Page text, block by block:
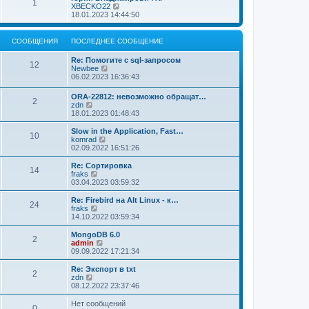
м
у
с
о
о
б
е
н
и
ю
е
д
н
е
м
с
о
о
б
щ
е
и
ю
п
о
с
л
е
д
н
м
о
б
щ
е
и
ю
1
XBECKO22
е
р
е
й
к
о
с
л
д
н
е
м
у
с
о
о
б
щ
н
и
ю
18.01.2023 14:44:50
СООБЩЕНИЯ ПОСЛЕДНЕЕ СООБЩЕНИЕ
12
Re: Помогите с sql-запросом
Newbee
е
е
й
т
и
к
п
с
л
е
н
е
м
с
о
о
щ
е
н
и
ю
06.02.2023 16:36:43
2
ORA-22812: невозможно обращат…
zdn
е
р
е
й
т
п
о
с
е
д
н
е
м
у
с
о
о
щ
е
н
18.01.2023 01:48:43
10
Slow in the Application, Fast…
komrad
е
р
е
й
т
п
о
с
е
н
е
м
с
о
о
02.09.2022 16:51:26
14
Re: Сортировка
fraks
е
р
е
т
к
п
о
с
е
н
е
м
03.04.2023 03:59:32
24
Re: Firebird на Alt Linux - к…
fraks
е
р
е
й
т
п
о
с
е
14.10.2022 03:59:34
2
MongoDB 6.0
admin
е
р
е
т
09.09.2022 17:21:34
2
Re: Экспорт в txt
zdn
е
р
е
08.12.2022 23:37:46
Нет сообщений